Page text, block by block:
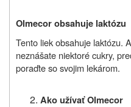
Olmecor obsahuje laktózu
Tento liek obsahuje laktózu.
neznášate niektoré cukry,
poraďte so svojim lekárom.
Ako užívať Olmecor